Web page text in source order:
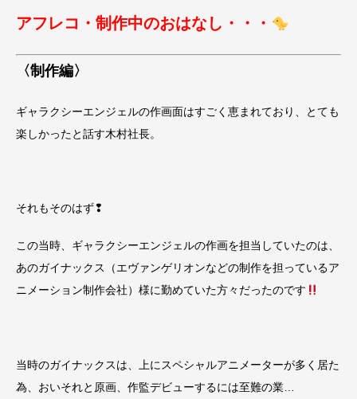
アフレコ・制作中のおはなし・・・
〈制作編〉
ギャラクシーエンジェルの作画面はすごく恵まれており、とても
楽しかったと話す木村社長。
それもそのはず❢
この当時、ギャラクシーエンジェルの作画を担当していたのは、
あのガイナックス（エヴァンゲリオンなどの制作を担っているア
ニメーション制作会社）様に勤めていた方々だったのです
当時のガイナックスは、上にスペシャルアニメーターが多く居た
為、おいそれと原画、作監デビューするには至難の業…